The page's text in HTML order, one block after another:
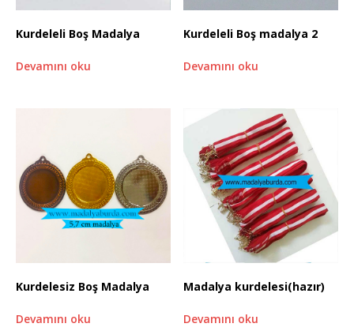
Kurdeleli Boş Madalya
Devamını oku
Kurdeleli Boş madalya 2
Devamını oku
Kurdelesiz Boş Madalya
Devamını oku
Madalya kurdelesi(hazır)
Devamını oku